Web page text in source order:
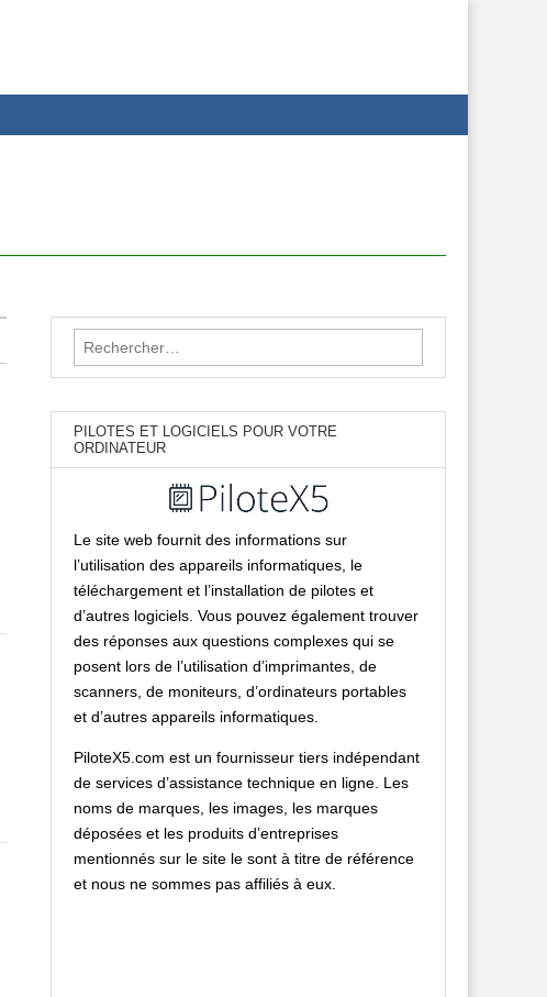
Rechercher :
PILOTES ET LOGICIELS POUR VOTRE
ORDINATEUR
Le site web fournit des informations sur
l’utilisation des appareils informatiques, le
téléchargement et l’installation de pilotes et
d’autres logiciels. Vous pouvez également trouver
des réponses aux questions complexes qui se
posent lors de l’utilisation d’imprimantes, de
scanners, de moniteurs, d’ordinateurs portables
et d’autres appareils informatiques.
PiloteX5.com est un fournisseur tiers indépendant
de services d’assistance technique en ligne. Les
noms de marques, les images, les marques
déposées et les produits d’entreprises
mentionnés sur le site le sont à titre de référence
et nous ne sommes pas affiliés à eux.